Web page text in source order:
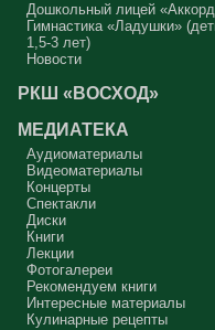
Дошкольный лицей
Гимнастика «Ладушки»
1,5-3 лет)
Новости
РКШ «ВОСХОД»
МЕДИАТЕКА
Аудиоматериалы
Видеоматериалы
Концерты
Спектакли
Диски
Книги
Лекции
Фотогалереи
Рекомендуем книги
Интересные материалы
Кулинарные рецепты